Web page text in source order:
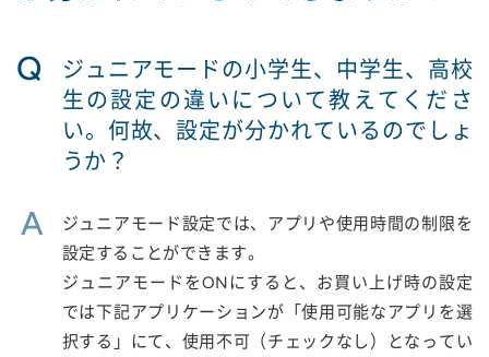
Q
ジュニアモードの小学生、中学生、高校
生の設定の違いについて教えてくださ
い。何故、設定が分かれているのでしょ
うか？
A
ジュニアモード設定では、アプリや使用時間の制限を
設定することができます。
ジュニアモードをONにすると、お買い上げ時の設定
では下記アプリケーションが「使用可能なアプリを選
択する」にて、使用不可（チェックなし）となってい